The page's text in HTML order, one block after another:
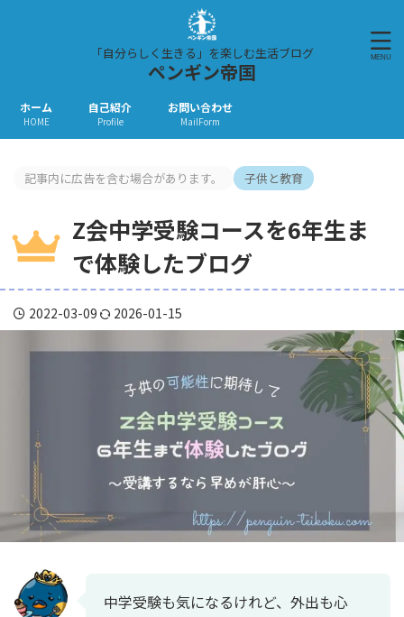
「自分らしく生きる」を楽しむ生活ブログ
ペンギン帝国
ホーム
HOME
自己紹介
Profile
お問い合わせ
MailForm
記事内に広告を含む場合があります。 子供と教育
Z会中学受験コースを6年生ま
で体験したブログ
2022-03-09 2026-01-15
中学受験も気になるけれど、外出も心